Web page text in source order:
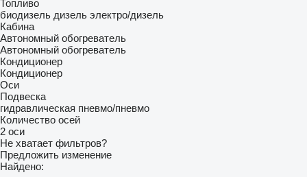
Топливо
биодизель дизель электро/дизель
Кабина
Автономный обогреватель
Автономный обогреватель
Кондиционер
Кондиционер
Оси
Подвеска
гидравлическая пневмо/пневмо
Количество осей
2 оси
Не хватает фильтров?
Предложить изменение
Найдено: